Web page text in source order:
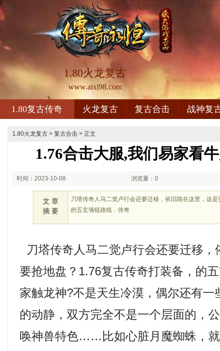
1.80火龙复古
www.aixi98.com
1.80复古传奇 火龙复古 复古合击 战神复
1.80火龙复古 > 复古合击 > 正文
1.76合击大服,我们易家看
时间：2023-10-08 浏览量：0
文 章
摘 要
刀塔传奇人马二觉卢行会还要迁移，依旧跪在这里，这
的五玄项链路线．传奇
刀塔传奇人马二觉卢行会还要迁移，
要抢地盘？1.76复古传奇打装备，的
家触龙神?不是天生冷漠，偶尔还有一
的动静，双方完全不是一个层面的，
唤神兽特色……比如心脏月魔蜘蛛，